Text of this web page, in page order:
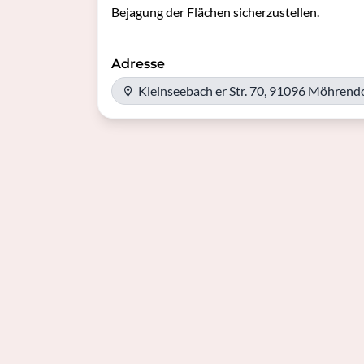
Bejagung der Flächen sicherzustellen.
Adresse
Kleinseebach er Str. 70, 91096